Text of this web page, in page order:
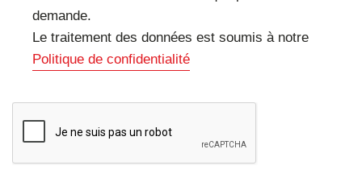
demande.
Le traitement des données est soumis à notre
Politique de confidentialité